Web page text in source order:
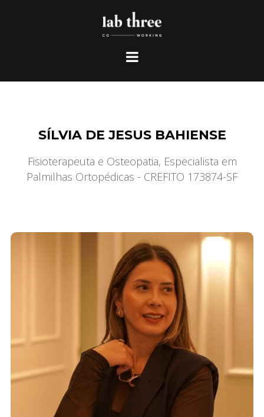
SÍLVIA DE JESUS BAHIENSE
Fisioterapeuta e Osteopatia, Especialista em
Palmilhas Ortopédicas - CREFITO 173874-SF